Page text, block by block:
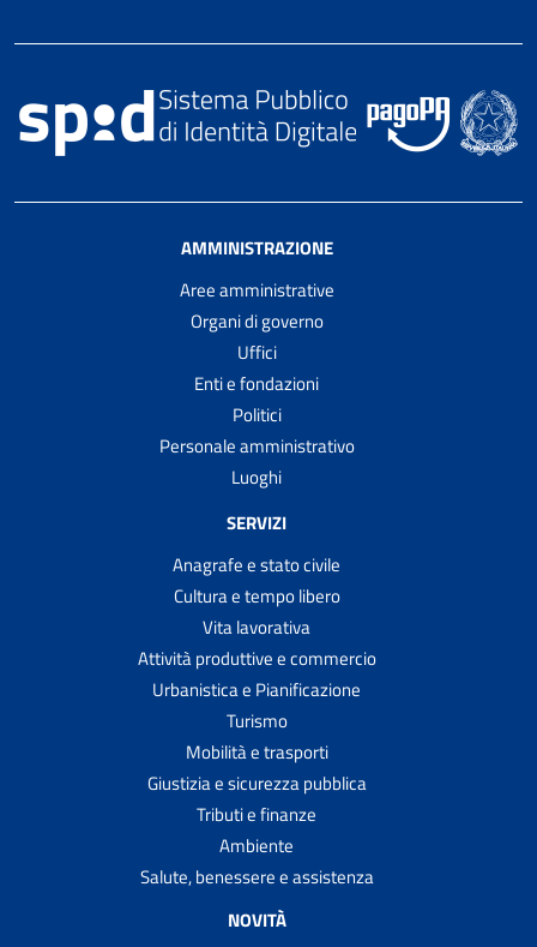
AMMINISTRAZIONE
Aree amministrative
Organi di governo
Uffici
Enti e fondazioni
Politici
Personale amministrativo
Luoghi
SERVIZI
Anagrafe e stato civile
Cultura e tempo libero
Vita lavorativa
Attività produttive e commercio
Urbanistica e Pianificazione
Turismo
Mobilità e trasporti
Giustizia e sicurezza pubblica
Tributi e finanze
Ambiente
Salute, benessere e assistenza
NOVITÀ